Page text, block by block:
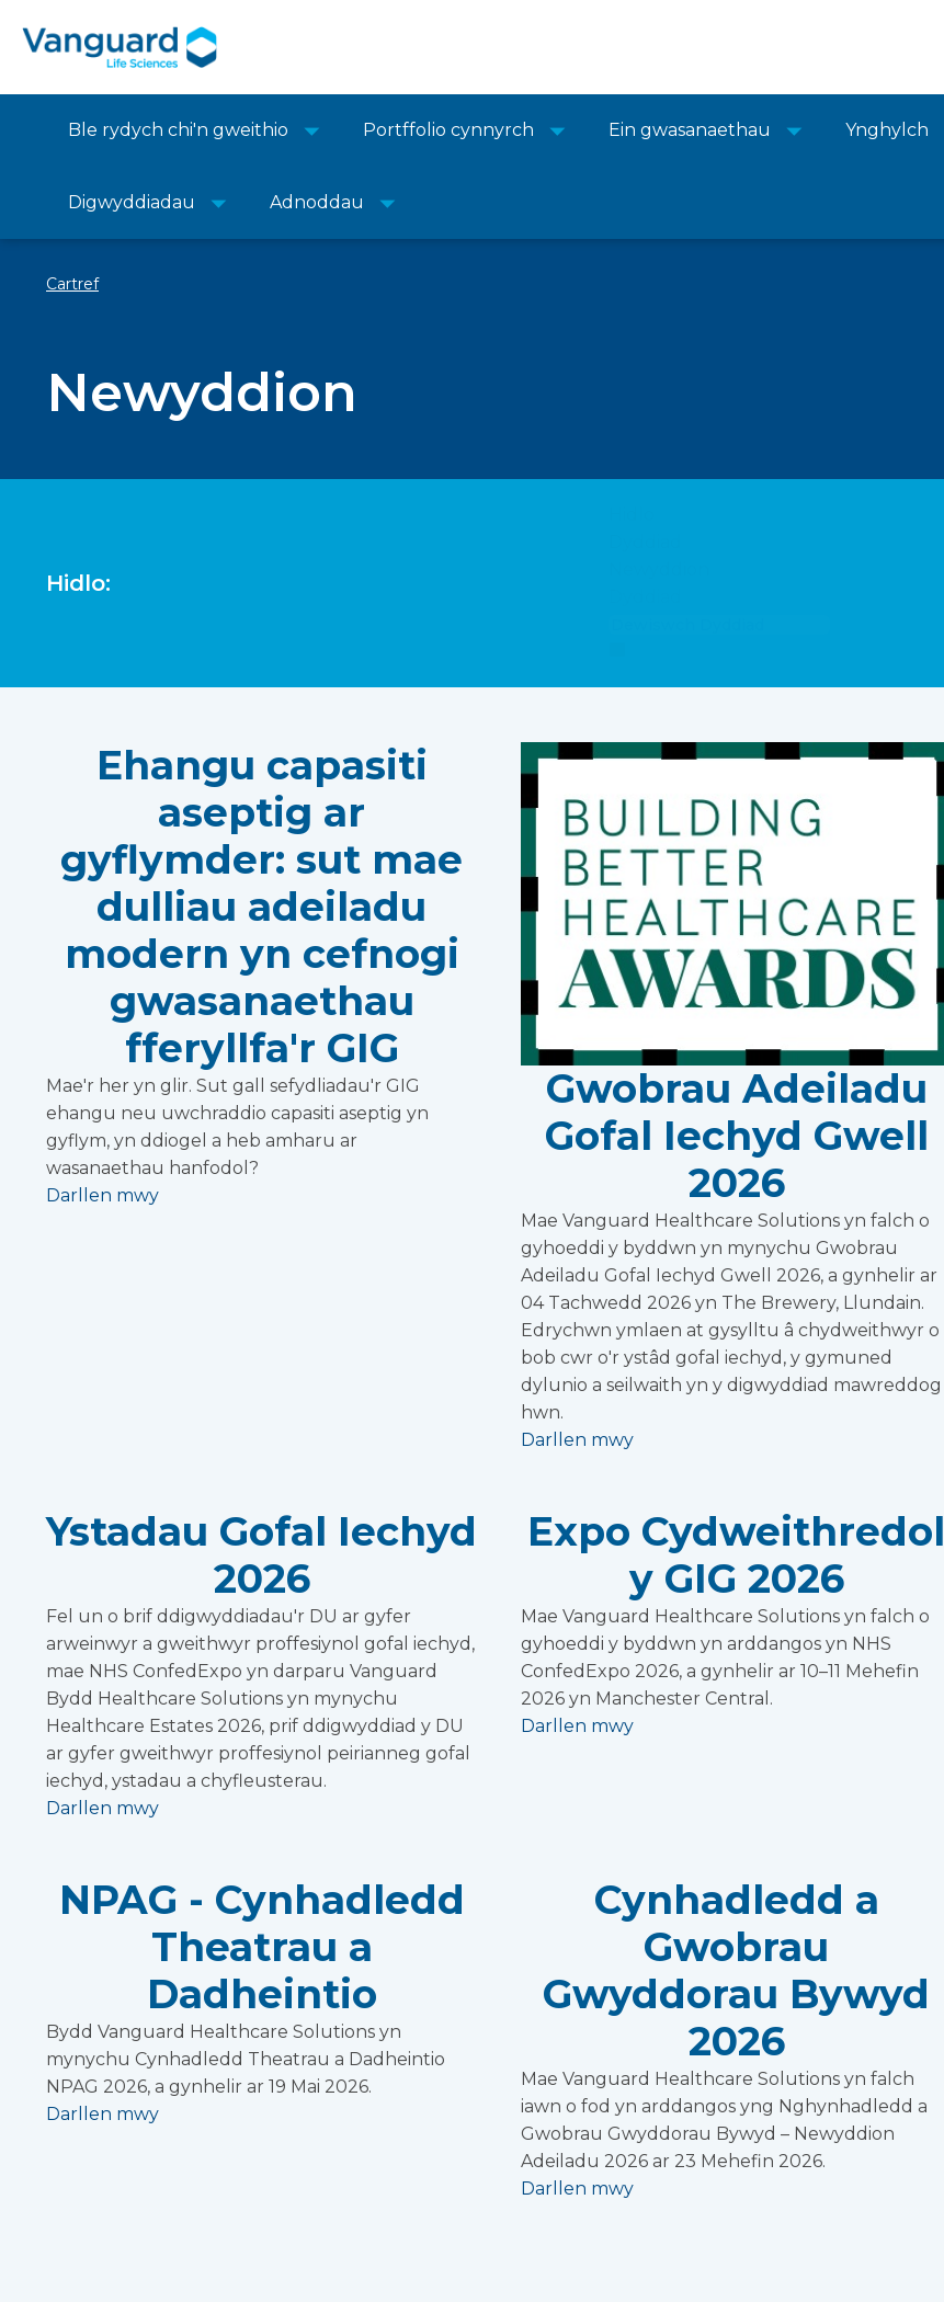
Ble rydych chi'n gweithio Portffolio cynnyrch Ein gwasanaethau Ynghylch
Digwyddiadau Adnoddau
Cartref
Newyddion
Hidlo:
Ehangu capasiti
aseptig ar
gyflymder: sut mae
dulliau adeiladu
modern yn cefnogi
gwasanaethau
fferyllfa'r GIG
Mae'r her yn glir. Sut gall sefydliadau'r GIG
ehangu neu uwchraddio capasiti aseptig yn
gyflym, yn ddiogel a heb amharu ar
wasanaethau hanfodol?
Darllen mwy
Gwobrau Adeiladu
Gofal Iechyd Gwell
2026
Mae Vanguard Healthcare Solutions yn falch o
gyhoeddi y byddwn yn mynychu Gwobrau
Adeiladu Gofal Iechyd Gwell 2026, a gynhelir ar
04 Tachwedd 2026 yn The Brewery, Llundain.
Edrychwn ymlaen at gysylltu â chydweithwyr o
bob cwr o'r ystâd gofal iechyd, y gymuned
dylunio a seilwaith yn y digwyddiad mawreddog
hwn.
Darllen mwy
Ystadau Gofal Iechyd
2026
Fel un o brif ddigwyddiadau'r DU ar gyfer
arweinwyr a gweithwyr proffesiynol gofal iechyd,
mae NHS ConfedExpo yn darparu Vanguard
Bydd Healthcare Solutions yn mynychu
Healthcare Estates 2026, prif ddigwyddiad y DU
ar gyfer gweithwyr proffesiynol peirianneg gofal
iechyd, ystadau a chyfleusterau.
Darllen mwy
Expo Cydweithredol
y GIG 2026
Mae Vanguard Healthcare Solutions yn falch o
gyhoeddi y byddwn yn arddangos yn NHS
ConfedExpo 2026, a gynhelir ar 10–11 Mehefin
2026 yn Manchester Central.
Darllen mwy
NPAG - Cynhadledd
Theatrau a
Dadheintio
Bydd Vanguard Healthcare Solutions yn
mynychu Cynhadledd Theatrau a Dadheintio
NPAG 2026, a gynhelir ar 19 Mai 2026.
Darllen mwy
Cynhadledd a
Gwobrau
Gwyddorau Bywyd
2026
Mae Vanguard Healthcare Solutions yn falch
iawn o fod yn arddangos yng Nghynhadledd a
Gwobrau Gwyddorau Bywyd – Newyddion
Adeiladu 2026 ar 23 Mehefin 2026.
Darllen mwy